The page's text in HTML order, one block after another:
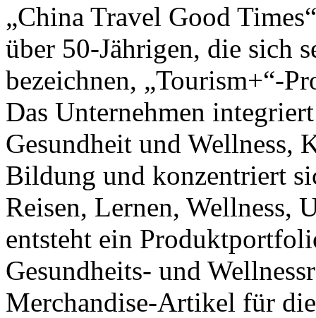
„China Travel Good
über 50-Jährigen, die sich
bezeichnen, „Tourism+“-
Das Unternehmen
Gesundheit und Wellness,
Bildung und konzentriert
Reisen, Lernen, Wellness,
entsteht ein
Gesundheits- und
Merchandise-Artikel für